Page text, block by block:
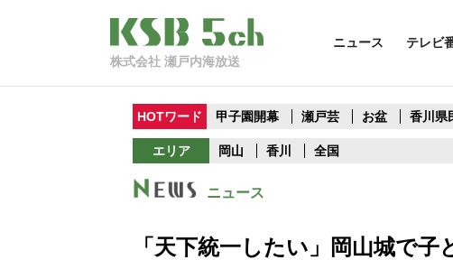
株式会社 瀬戸内海放送
ニュース テレビ
HOTワード 甲子園開幕 瀬戸芸 お盆 香川県
エリア 岡山 香川 全国
ニュース
「天下統一したい」岡山城で